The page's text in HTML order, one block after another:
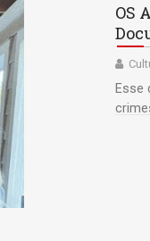
OS
Esse